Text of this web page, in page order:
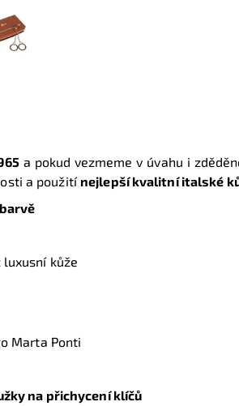
a pokud vezmeme v úvahu i
a použití nejlepší kvalitní italské
luxusní kůže
Marta Ponti
na přichycení klíčů